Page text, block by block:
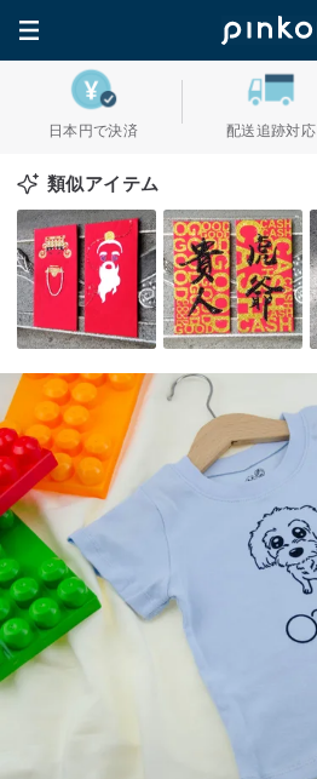
日本円で決済 配送追跡対応
類似アイテム